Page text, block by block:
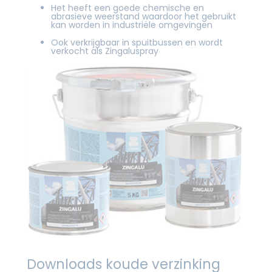
Het heeft een goede chemische en
abrasieve weerstand waardoor het gebruikt
kan worden in industriële omgevingen
Ook verkrijgbaar in spuitbussen en wordt
verkocht als Zingaluspray
Downloads koude verzinking